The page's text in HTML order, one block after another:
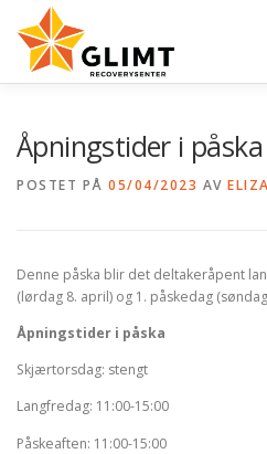
innhold
Åpningstider i påska
POSTET PÅ 05/04/2023 AV
Denne påska blir det deltakeråpent
(lørdag 8. april) og 1. påskedag
Åpningstider i påska
Skjærtorsdag: stengt
Langfredag: 11:00-15:00
Påskeaften: 11:00-15:00